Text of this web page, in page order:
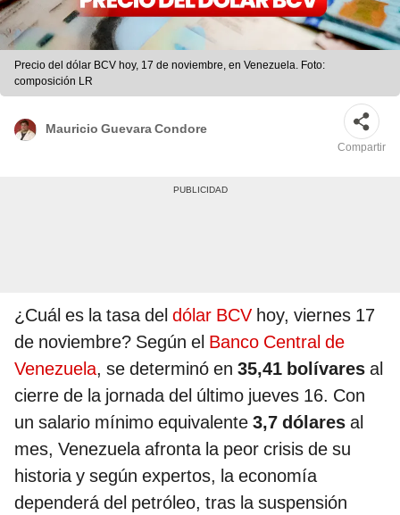
Precio del dólar BCV hoy, 17 de noviembre, en Venezuela. Foto:
composición LR
Mauricio Guevara Condore
Compartir
¿Cuál es la tasa del dólar BCV hoy, viernes 17
de noviembre? Según el Banco Central de
Venezuela, se determinó en 35,41 bolívares al
cierre de la jornada del último jueves 16. Con
un salario mínimo equivalente 3,7 dólares al
mes, Venezuela afronta la peor crisis de su
historia y según expertos, la economía
dependerá del petróleo, tras la suspensión